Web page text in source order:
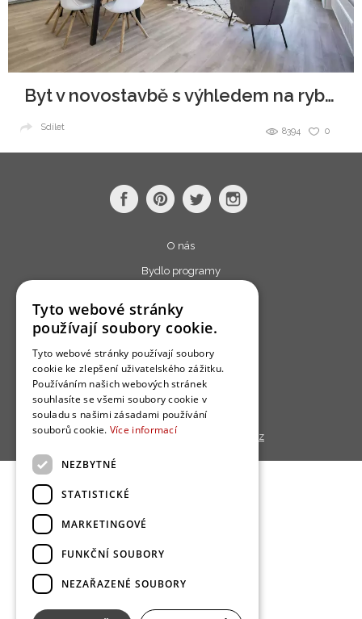
Byt v novostavbě s výhledem na rybník
0
8394
Sdílet
O nás
Bydlo programy
Uživatelské podmínky
Cookies
Redakce
Copyright © 2013 - 2026, Bydlo.cz
Tyto webové stránky
používají soubory cookie.
Tyto webové stránky používají soubory
cookie ke zlepšení uživatelského zážitku.
Používáním našich webových stránek
souhlasíte se všemi soubory cookie v
souladu s našimi zásadami používání
souborů cookie. Více informací
NEZBYTNÉ
STATISTICKÉ
MARKETINGOVÉ
FUNKČNÍ SOUBORY
NEZAŘAZENÉ SOUBORY